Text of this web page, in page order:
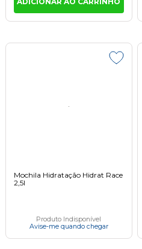
Mochila Hidratação Hidrat Race
2,5l
Produto Indisponível
Avise-me quando chegar